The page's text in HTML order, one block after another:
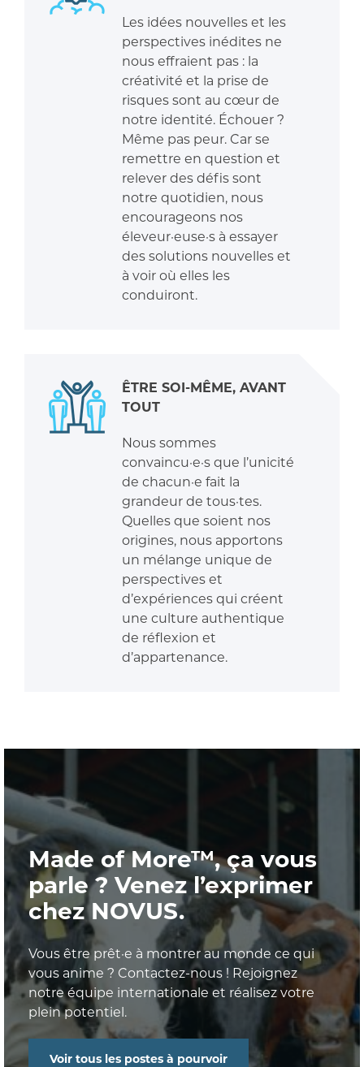
Les idées nouvelles et les
perspectives inédites ne
nous effraient pas : la
créativité et la prise de
risques sont au cœur de
notre identité. Échouer ?
Même pas peur. Car se
remettre en question et
relever des défis sont
notre quotidien, nous
encourageons nos
éleveur·euse·s à essayer
des solutions nouvelles et
à voir où elles les
conduiront.
ÊTRE SOI-MÊME, AVANT
TOUT
Nous sommes
convaincu·e·s que l’unicité
de chacun·e fait la
grandeur de tous·tes.
Quelles que soient nos
origines, nous apportons
un mélange unique de
perspectives et
d’expériences qui créent
une culture authentique
de réflexion et
d’appartenance.
Made of More™, ça vous
parle ? Venez l’exprimer
chez NOVUS.
Vous être prêt·e à montrer au monde ce qui
vous anime ? Contactez-nous ! Rejoignez
notre équipe internationale et réalisez votre
plein potentiel.
Voir tous les postes à pourvoir